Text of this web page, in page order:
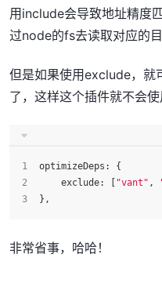
用include会导致地址精度
过node的fs去读取对应的
但是如果使用exclude，就
了，这样这个插件就不会使
optimizeDeps : {
exclude: [ "vant" ,
},
非常省事，哈哈！